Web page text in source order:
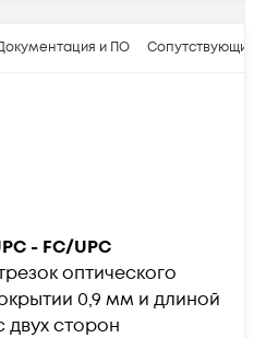
и ПО
- FC/UPC
оптического
0,9 мм и длиной
двух сторон